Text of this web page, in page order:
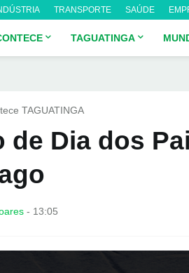
TRANSPORTE SAÚDE
TAGUATINGA
TAGUATINGA
de Dia dos
- 13:05